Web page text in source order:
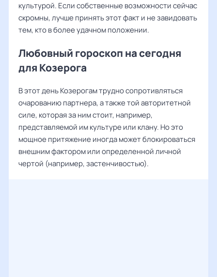
культурой. Если собственные возможности сейчас
скромны, лучше принять этот факт и не завидовать
тем, кто в более удачном положении.
Любовный гороскоп на сегодня
для Козерога
В этот день Козерогам трудно сопротивляться
очарованию партнера, а также той авторитетной
силе, которая за ним стоит, например,
представляемой им культуре или клану. Но это
мощное притяжение иногда может блокироваться
внешним фактором или определенной личной
чертой (например, застенчивостью).